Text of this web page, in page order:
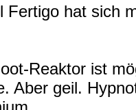
Fertigo hat sich
Reaktor ist
Aber geil.